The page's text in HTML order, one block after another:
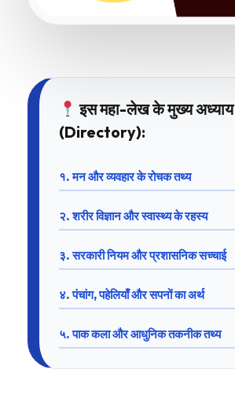
इस महा-लेख के मुख्य अध्याय
(Directory):
१. मन और व्यवहार के रोचक तथ्य
२. शरीर विज्ञान और स्वास्थ्य के रहस्य
३. सरकारी नियम और प्रशासनिक सच्चाई
४. पंचांग, पहेलियाँ और सपनों का अर्थ
५. पाक कला और आधुनिक तकनीक तथ्य